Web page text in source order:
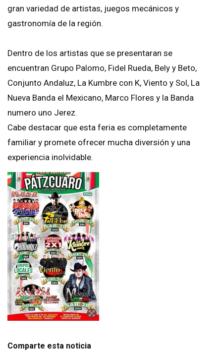
gran variedad de artistas, juegos mecánicos y
gastronomía de la región.
Dentro de los artistas que se presentaran se
encuentran Grupo Palomo, Fidel Rueda, Bely y Beto,
Conjunto Andaluz, La Kumbre con K, Viento y Sol, La
Nueva Banda el Mexicano, Marco Flores y la Banda
numero uno Jerez.
Cabe destacar que esta feria es completamente
familiar y promete ofrecer mucha diversión y una
experiencia inolvidable.
Comparte esta noticia